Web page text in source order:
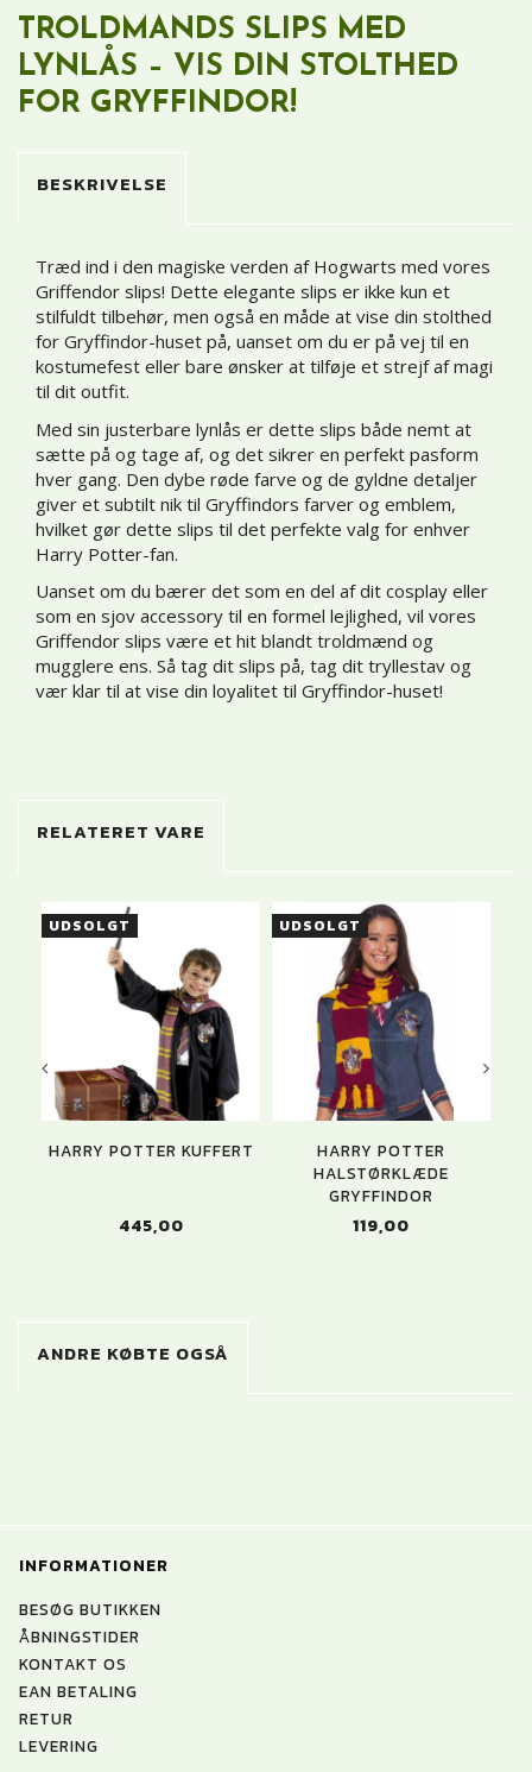
TROLDMANDS SLIPS MED
LYNLÅS – VIS DIN STOLTHED
FOR GRYFFINDOR!
BESKRIVELSE
Træd ind i den magiske verden af Hogwarts med vores
Griffendor slips! Dette elegante slips er ikke kun et
stilfuldt tilbehør, men også en måde at vise din stolthed
for Gryffindor-huset på, uanset om du er på vej til en
kostumefest eller bare ønsker at tilføje et strejf af magi
til dit outfit.
Med sin justerbare lynlås er dette slips både nemt at
sætte på og tage af, og det sikrer en perfekt pasform
hver gang. Den dybe røde farve og de gyldne detaljer
giver et subtilt nik til Gryffindors farver og emblem,
hvilket gør dette slips til det perfekte valg for enhver
Harry Potter-fan.
Uanset om du bærer det som en del af dit cosplay eller
som en sjov accessory til en formel lejlighed, vil vores
Griffendor slips være et hit blandt troldmænd og
mugglere ens. Så tag dit slips på, tag dit tryllestav og
vær klar til at vise din loyalitet til Gryffindor-huset!
RELATERET VARE
UDSOLGT
HARRY POTTER KUFFERT
445,00
UDSOLGT
HARRY POTTER
HALSTØRKLÆDE
GRYFFINDOR
119,00
ANDRE KØBTE OGSÅ
INFORMATIONER
BESØG BUTIKKEN
ÅBNINGSTIDER
KONTAKT OS
EAN BETALING
RETUR
LEVERING